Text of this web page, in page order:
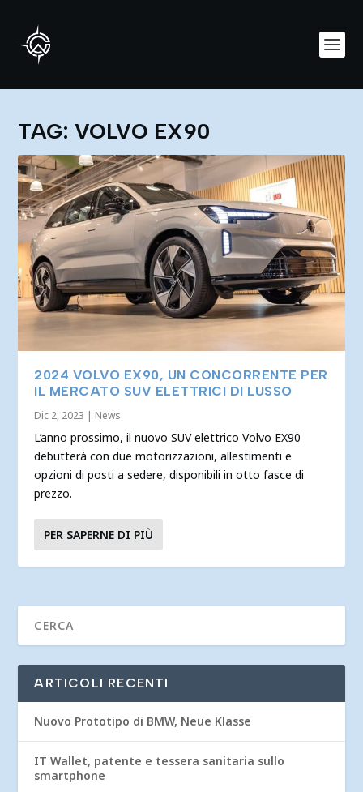
TAG: VOLVO EX90
2024 VOLVO EX90, UN CONCORRENTE PER
IL MERCATO SUV ELETTRICI DI LUSSO
Dic 2, 2023 | News
L’anno prossimo, il nuovo SUV elettrico Volvo EX90
debutterà con due motorizzazioni, allestimenti e
opzioni di posti a sedere, disponibili in otto fasce di
prezzo.
PER SAPERNE DI PIÙ
ARTICOLI RECENTI
Nuovo Prototipo di BMW, Neue Klasse
IT Wallet, patente e tessera sanitaria sullo
smartphone